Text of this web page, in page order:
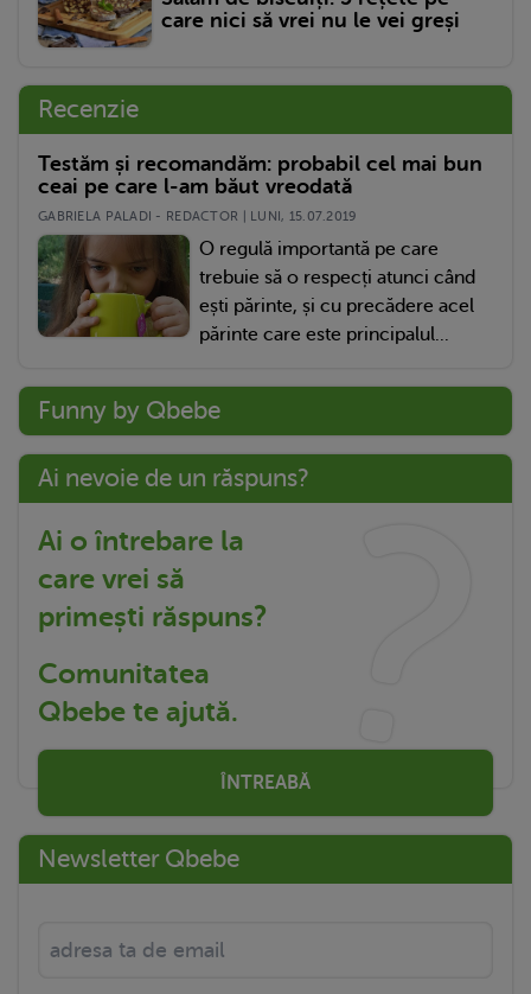
care nici să vrei nu le vei greși
Recenzie
Testăm și recomandăm: probabil cel mai bun
ceai pe care l-am băut vreodată
GABRIELA PALADI - REDACTOR | LUNI, 15.07.2019
O regulă importantă pe care
trebuie să o respecți atunci când
ești părinte, și cu precădere acel
părinte care este principalul...
Funny by Qbebe
Ai nevoie de un răspuns?
Ai o întrebare la
care vrei să
primești răspuns?
Comunitatea
Qbebe te ajută.
ÎNTREABĂ
Newsletter Qbebe